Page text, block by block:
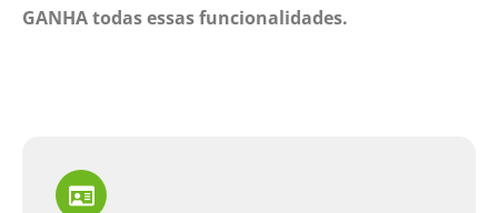
GANHA todas essas funcionalidades.